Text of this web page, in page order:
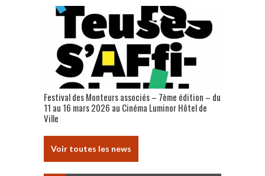
Festival des Monteurs associés – 7ème édition – du
11 au 16 mars 2026 au Cinéma Luminor Hôtel de
Ville
Voir toutes les news